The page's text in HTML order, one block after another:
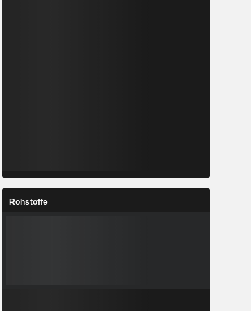
Rohstoffe